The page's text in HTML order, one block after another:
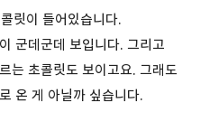
릿이 들어있습니다.
군데군데 보입니다. 그리고
는 초콜릿도 보이고요. 그래도
온 게 아닐까 싶습니다.